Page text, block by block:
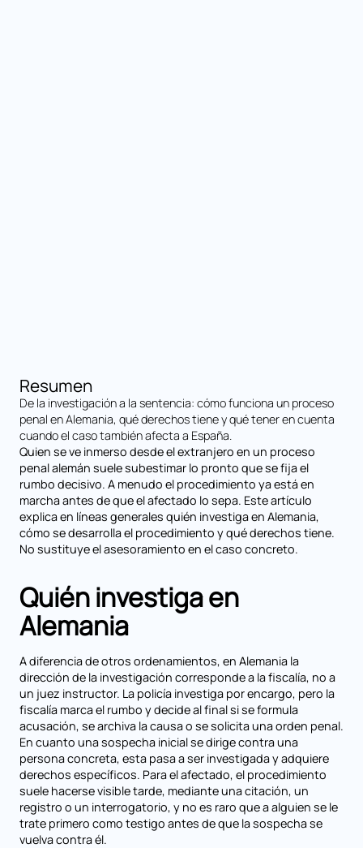
Resumen
De la investigación a la sentencia: cómo funciona un proceso
penal en Alemania, qué derechos tiene y qué tener en cuenta
cuando el caso también afecta a España.
Quien se ve inmerso desde el extranjero en un proceso
penal alemán suele subestimar lo pronto que se fija el
rumbo decisivo. A menudo el procedimiento ya está en
marcha antes de que el afectado lo sepa. Este artículo
explica en líneas generales quién investiga en Alemania,
cómo se desarrolla el procedimiento y qué derechos tiene.
No sustituye el asesoramiento en el caso concreto.
Quién investiga en
Alemania
A diferencia de otros ordenamientos, en Alemania la
dirección de la investigación corresponde a la fiscalía, no a
un juez instructor. La policía investiga por encargo, pero la
fiscalía marca el rumbo y decide al final si se formula
acusación, se archiva la causa o se solicita una orden penal.
En cuanto una sospecha inicial se dirige contra una
persona concreta, esta pasa a ser investigada y adquiere
derechos específicos. Para el afectado, el procedimiento
suele hacerse visible tarde, mediante una citación, un
registro o un interrogatorio, y no es raro que a alguien se le
trate primero como testigo antes de que la sospecha se
vuelva contra él.